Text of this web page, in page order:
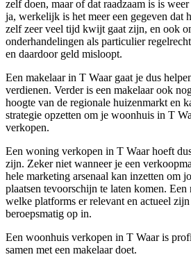
zelf doen, maar of dat raadzaam is is
ja, werkelijk is het meer een gegeven dat
zelf zeer veel tijd kwijt gaat zijn, en ook
onderhandelingen als particulier
en daardoor geld misloopt.
Een makelaar in T Waar gaat je dus
verdienen. Verder is een makelaar ook
hoogte van de regionale huizenmarkt en
strategie opzetten om je woonhuis in T
verkopen.
Een woning verkopen in T Waar hoeft
zijn. Zeker niet wanneer je een
hele marketing arsenaal kan inzetten om
plaatsen tevoorschijn te laten komen.
welke platforms er relevant en actueel zijn
beroepsmatig op in.
Een woonhuis verkopen in T Waar is
samen met een makelaar doet.